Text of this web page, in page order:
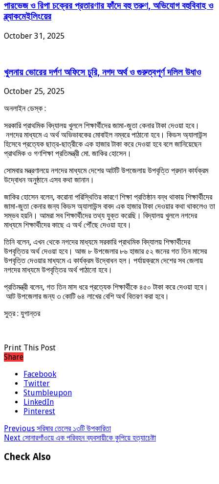
পারভেজ ও রিপা চক্রের প্রতারণার ফাঁদে বহু তরুণ, অভিযোগ বহুবিবাহ ও
ব্ল্যাকমেইলিংয়ের
October 31, 2025
খুলনায় ভোরের দর্পণ অফিসে চুরি, নগদ অর্থ ও গুরুত্বপূর্ণ দলিল উধাও
October 25, 2025
অনলাইন ডেস্ক :
সরকারি প্রাথমিক বিদ্যালয় খুললে শিক্ষার্থীদের জামা-জুতা কেনার টাকা দেওয়া হবে।
নগদের মাধ্যমে এ অর্থ অভিভাবকের মোবাইল নম্বরে পাঠানো হবে। কিডস অ্যালাউন্স
হিসেবে প্রত্যেক ছাত্র-ছাত্রীকে এক হাজার টাকা করে দেওয়া হবে বলে জানিয়েছেন
প্রাথমিক ও গণশিক্ষা প্রতিমন্ত্রী মো. জাকির হোসেন।
সোমবার মন্ত্রণালয়ে নগদের মাধ্যমে দেশের আটটি উপজেলায় উপবৃত্তি প্রদান কার্যক্রম
উদ্বোধন অনুষ্ঠানে এসব কথা জানান।
জাকির হোসেন বলেন, করোনা পরিস্থিতির কারণে শিক্ষা প্রতিষ্ঠান বন্ধ থাকায় শিক্ষার্থীদের
জামা-জুতা কেনার জন্য কিডস অ্যালাউন্স বাবদ এক হাজার টাকা দেওয়ার কথা থাকলেও তা
সম্ভব হয়নি। আমরা সব শিক্ষার্থীদের তথ্য যুক্ত করেছি। বিদ্যালয় খুললে নগদের
মাধ্যমে শিক্ষার্থীদের কাছে এ অর্থ পৌঁছে দেওয়া হবে।
তিনি বলেন, এখন থেকে নগদের মাধ্যমে সরকারি প্রাথমিক বিদ্যালয় শিক্ষার্থীদের
উপবৃত্তির অর্থ দেওয়া হবে। আজ ৮ উপজেলার ৮৬ হাজার ৫২ জনের গত তিন মাসের
উপবৃত্তি দেওয়ার মাধ্যমে এ কার্যক্রম উদ্বোধন হল। পর্যায়ক্রমে দেশের সব জেলায়
নগদের মাধ্যমে উপবৃত্তির অর্থ পাঠানো হবে।
প্রতিমন্ত্রী বলেন, গত তিন মাস ধরে প্রত্যেক শিক্ষার্থীকে ৪৫০ টাকা করে দেওয়া হবে।
আট উপজেলার জন্য ৩ কোটি ৬৪ লাখের বেশি অর্থ বিতরণ করা হবে।
সুত্র : যুগান্তর
Print This Post
Share
Facebook
Twitter
Stumbleupon
LinkedIn
Pinterest
Previous সরিষার তেলের ১৩টি উপকারিতা
Next সোনারগাঁওয়ে এক পরিবহন ব্যবসায়ীকে কুপিয়ে হত্যাচেষ্টা
Check Also